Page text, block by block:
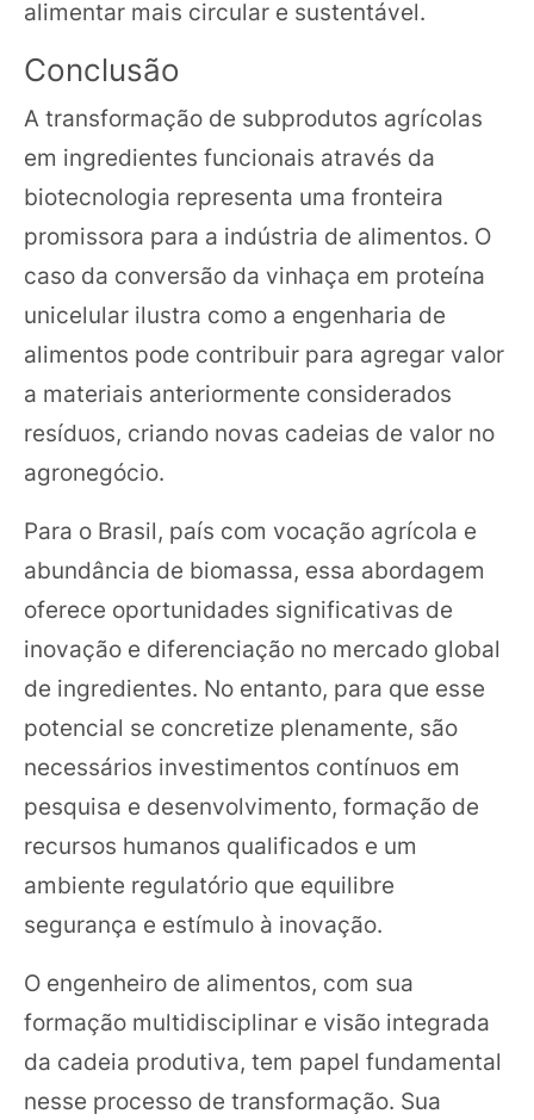
alimentar mais circular e sustentável.
Conclusão
A transformação de subprodutos agrícolas
em ingredientes funcionais através da
biotecnologia representa uma fronteira
promissora para a indústria de alimentos. O
caso da conversão da vinhaça em proteína
unicelular ilustra como a engenharia de
alimentos pode contribuir para agregar valor
a materiais anteriormente considerados
resíduos, criando novas cadeias de valor no
agronegócio.
Para o Brasil, país com vocação agrícola e
abundância de biomassa, essa abordagem
oferece oportunidades significativas de
inovação e diferenciação no mercado global
de ingredientes. No entanto, para que esse
potencial se concretize plenamente, são
necessários investimentos contínuos em
pesquisa e desenvolvimento, formação de
recursos humanos qualificados e um
ambiente regulatório que equilibre
segurança e estímulo à inovação.
O engenheiro de alimentos, com sua
formação multidisciplinar e visão integrada
da cadeia produtiva, tem papel fundamental
nesse processo de transformação. Sua